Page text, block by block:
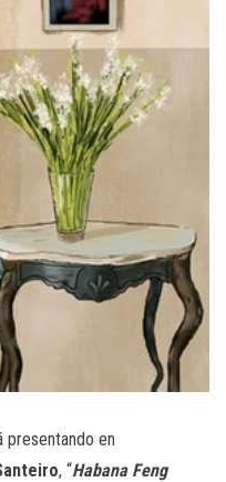
presentando en
, “Habana Feng